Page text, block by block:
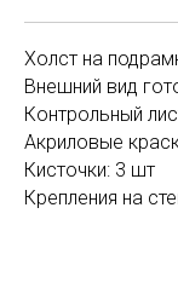
Холст на
Внешний вид
Контрольный
Акриловые
Кисточки: 3 шт
Крепления на